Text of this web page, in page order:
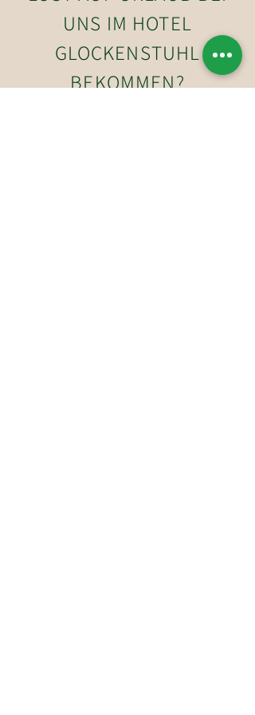
UNS IM HOTEL
GLOCKENSTUHL
BEKOMMEN?